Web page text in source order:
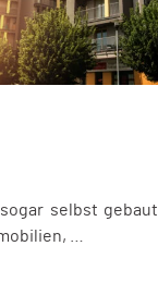
selbst
…